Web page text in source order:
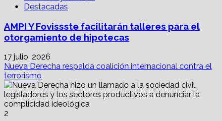
Destacadas
AMPI Y Fovissste facilitarán talleres para el
otorgamiento de hipotecas
17 julio, 2026
Nueva Derecha respalda coalición internacional contra el
terrorismo
2